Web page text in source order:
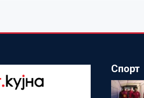
Спорт